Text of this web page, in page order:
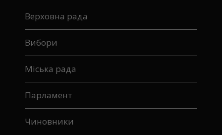
Верховна рада
Вибори
Міська рада
Парламент
Чиновники